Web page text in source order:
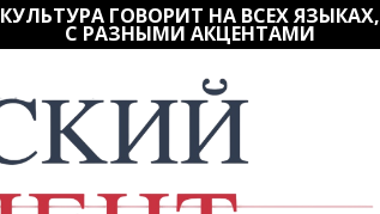
КУЛЬТУРА ГОВОРИТ НА ВСЕХ ЯЗЫКАХ,
С РАЗНЫМИ АКЦЕНТАМИ